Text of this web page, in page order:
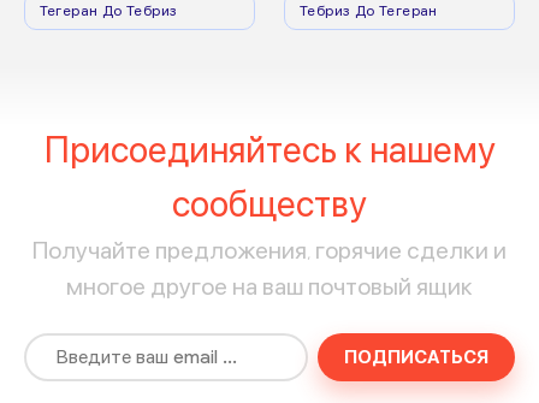
Тегеран До Тебриз Тебриз До Тегеран
Присоединяйтесь к нашему
сообществу
Получайте предложения, горячие сделки и
многое другое на ваш почтовый ящик
ПОДПИСАТЬСЯ